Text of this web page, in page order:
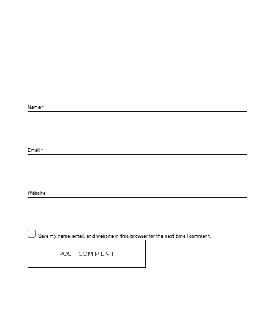
Name*
Email*
Website
Save my name, email, and website in this browser for the next time I comment.